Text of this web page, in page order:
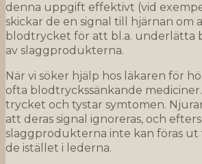
denna uppgift effektivt (vid
skickar de en signal till hjärnan om
blodtrycket för att bl.a. underlätta
av slaggprodukterna.
När vi söker hjälp hos läkaren för
ofta blodtryckssänkande mediciner.
trycket och tystar symtomen.
att deras signal ignoreras, och
slaggprodukterna inte kan föras ut
de istället i lederna.